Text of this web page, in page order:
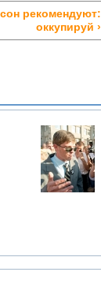
рекомендуют:
оккупируй ›